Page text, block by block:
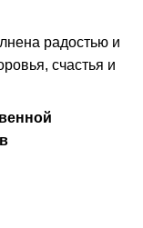
радостью и
счастья и